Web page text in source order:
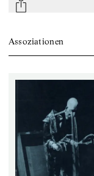
mail
Assoziationen